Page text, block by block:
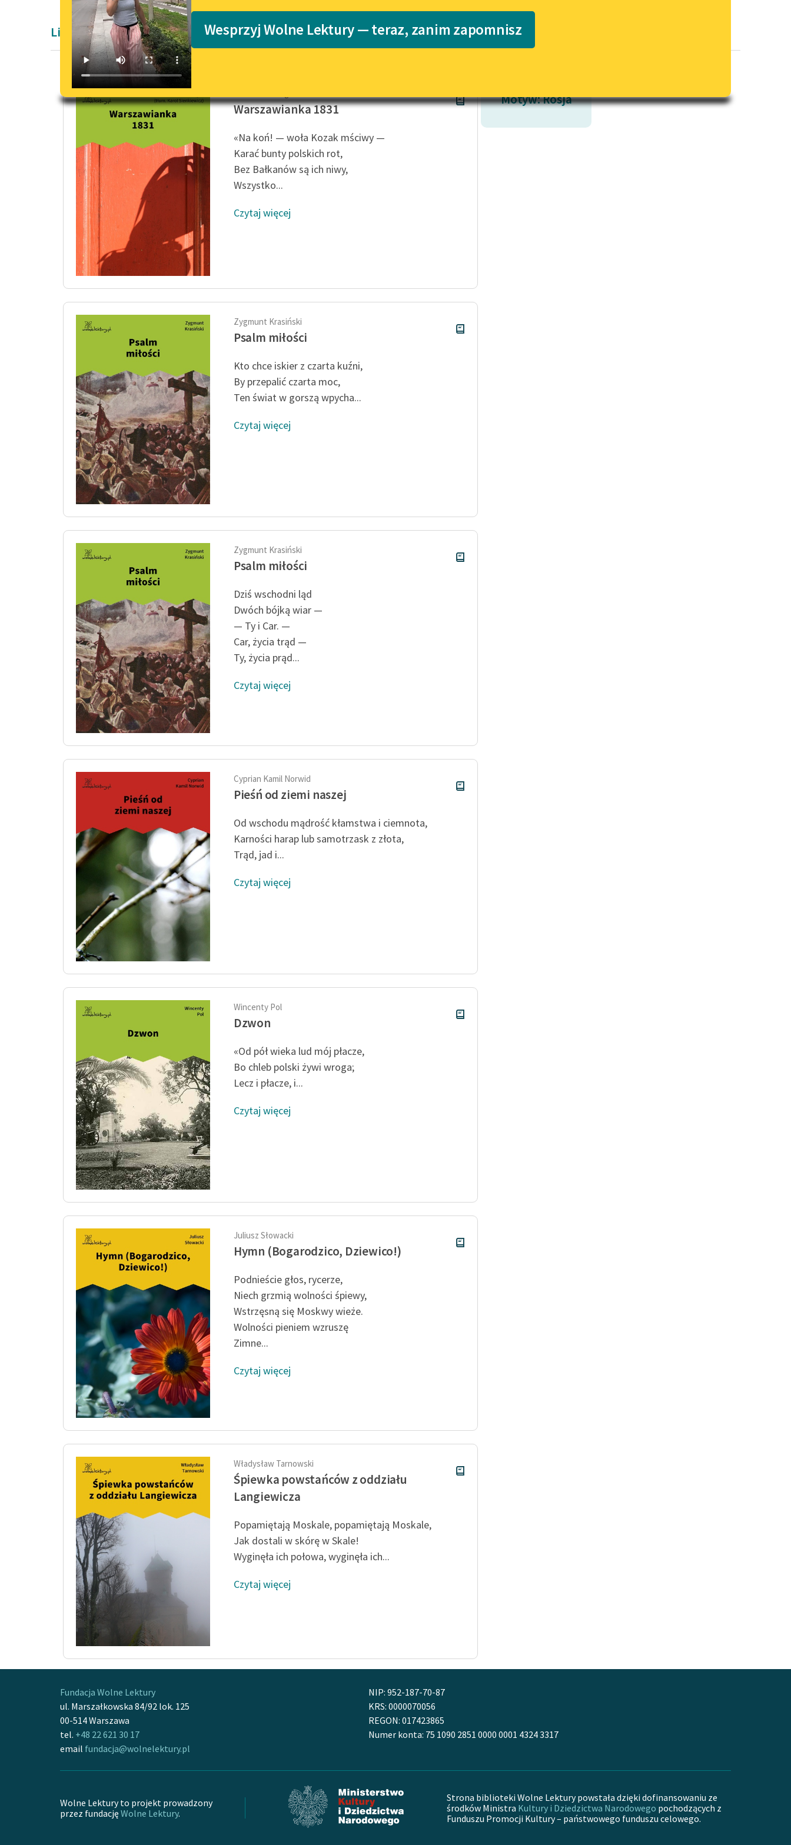
niepełnosprawnościami
literatury do słuchania dla
uczennic i uczniów z
niepełnosprawnościami
Feministyczne inspiracje.
Katalog
Katalog w formacie PDF
wrażliwych
Wesprzyj Wolne Lektury — teraz, zanim zapomnisz
Liryka Romantyzm
Warszawianka 1831
«Na koń! — woła Kozak mściwy —
Karać bunty polskich rot,
Bez Bałkanów są ich niwy,
Wszystko...
Czytaj więcej
Zygmunt Krasiński
Psalm miłości
Kto chce iskier z czarta kuźni,
By przepalić czarta moc,
Ten świat w gorszą wpycha...
Czytaj więcej
Zygmunt Krasiński
Psalm miłości
Dziś wschodni ląd
Dwóch bójką wiar —
— Ty i Car. —
Car, życia trąd —
Ty, życia prąd...
Czytaj więcej
Cyprian Kamil Norwid
Pieśń od ziemi naszej
Od wschodu mądrość kłamstwa i ciemnota,
Karności harap lub samotrzask z złota,
Trąd, jad i...
Czytaj więcej
Wincenty Pol
Dzwon
«Od pół wieka lud mój płacze,
Bo chleb polski żywi wroga;
Lecz i płacze, i...
Czytaj więcej
Juliusz Słowacki
Hymn (Bogarodzico, Dziewico!)
Podnieście głos, rycerze,
Niech grzmią wolności śpiewy,
Wstrzęsną się Moskwy wieże.
Wolności pieniem wzruszę
Zimne...
Czytaj więcej
Władysław Tarnowski
Śpiewka powstańców z oddziału
Langiewicza
Popamiętają Moskale, popamiętają Moskale,
Jak dostali w skórę w Skale!
Wyginęła ich połowa, wyginęła ich...
Czytaj więcej
Motyw: Rosja
Fundacja Wolne Lektury
ul. Marszałkowska 84/92 lok. 125
00-514 Warszawa
tel. +48 22 621 30 17
email fundacja@wolnelektury.pl
NIP: 952-187-70-87
KRS: 0000070056
REGON: 017423865
Numer konta: 75 1090 2851 0000 0001 4324 3317
Wolne Lektury to projekt prowadzony
przez fundację Wolne Lektury.
Strona biblioteki Wolne Lektury powstała dzięki dofinansowaniu ze
środków Ministra Kultury i Dziedzictwa Narodowego pochodzących z
Funduszu Promocji Kultury – państwowego funduszu celowego.